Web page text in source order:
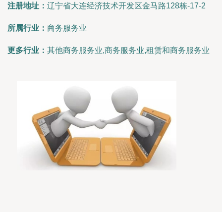
注册地址： 辽宁省大连经济技术开发区金马路128栋-17-2
所属行业： 商务服务业
更多行业： 其他商务服务业,商务服务业,租赁和商务服务业